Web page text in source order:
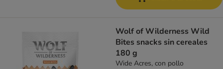
Wolf of Wilderness Wild
Bites snacks sin cereales
180 g
Wide Acres, con pollo